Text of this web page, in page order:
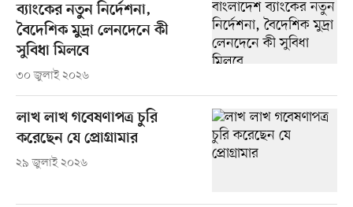
ব্যাংকের নতুন নির্দেশনা,
বৈদেশিক মুদ্রা লেনদেনে কী
সুবিধা মিলবে
৩০ জুলাই ২০২৬
লাখ লাখ গবেষণাপত্র চুরি
করেছেন যে প্রোগ্রামার
২৯ জুলাই ২০২৬